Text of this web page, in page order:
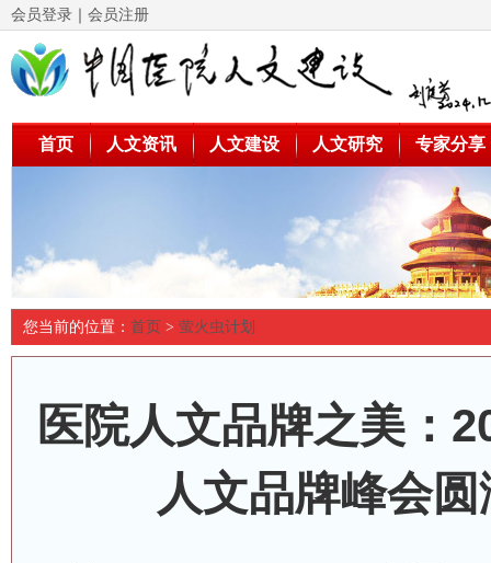
会员登录 ｜ 会员注册
首页 人文资讯 人文建设 人文研究 专家分享
您当前的位置： 首页 > 萤火虫计划
医院人文品牌之美：
人文品牌峰会